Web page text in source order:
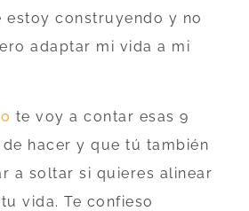
estoy construyendo y no
adaptar mi vida a mi
te voy a contar esas 9
hacer y que tú también
a soltar si quieres alinear
vida. Te confieso